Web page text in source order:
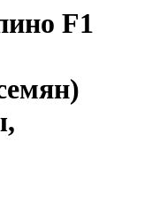
F1